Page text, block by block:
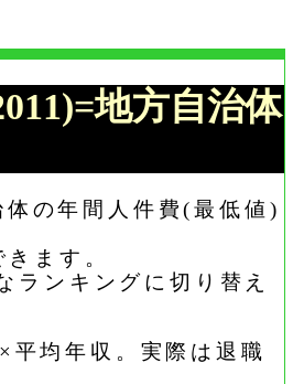
地方自治体
の年間人件費(最低値)
ます。
ランキングに切り替え
均年収。実際は退職